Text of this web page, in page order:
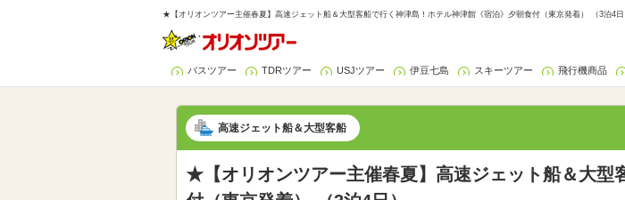
★【オリオンツアー主催春夏】高速ジェット船＆大型客船で行く神津島！ホテル神津館《宿泊》夕朝食付（東京発着） （3泊4
バスツアー TDRツアー USJツアー 伊豆七島 スキーツアー 飛行機商品
高速ジェット船＆大型客船
★【オリオンツアー主催春夏】高速ジェット船＆大型